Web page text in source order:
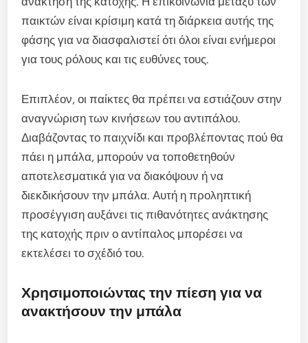
παικτών είναι κρίσιμη κατά τη διάρκεια αυτής της
φάσης για να διασφαλιστεί ότι όλοι είναι ενήμεροι
για τους ρόλους και τις ευθύνες τους.
Επιπλέον, οι παίκτες θα πρέπει να εστιάζουν στην
αναγνώριση των κινήσεων του αντιπάλου.
Διαβάζοντας το παιχνίδι και προβλέποντας πού θα
πάει η μπάλα, μπορούν να τοποθετηθούν
αποτελεσματικά για να διακόψουν ή να
διεκδικήσουν την μπάλα. Αυτή η προληπτική
προσέγγιση αυξάνει τις πιθανότητες ανάκτησης
της κατοχής πριν ο αντίπαλος μπορέσει να
εκτελέσει το σχέδιό του.
Χρησιμοποιώντας την πίεση για να
ανακτήσουν την μπάλα